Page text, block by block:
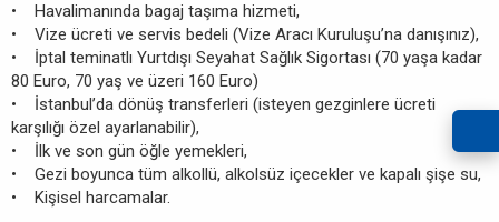
• Havalimanında bagaj taşıma hizmeti,
• Vize ücreti ve servis bedeli (Vize Aracı Kuruluşu’na danışınız),
• İptal teminatlı Yurtdışı Seyahat Sağlık Sigortası (70 yaşa kadar
80 Euro, 70 yaş ve üzeri 160 Euro)
• İstanbul’da dönüş transferleri (isteyen gezginlere ücreti
karşılığı özel ayarlanabilir),
• İlk ve son gün öğle yemekleri,
• Gezi boyunca tüm alkollü, alkolsüz içecekler ve kapalı şişe su,
• Kişisel harcamalar.